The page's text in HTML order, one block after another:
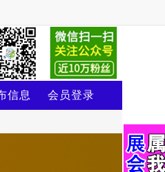
信息 会员登录